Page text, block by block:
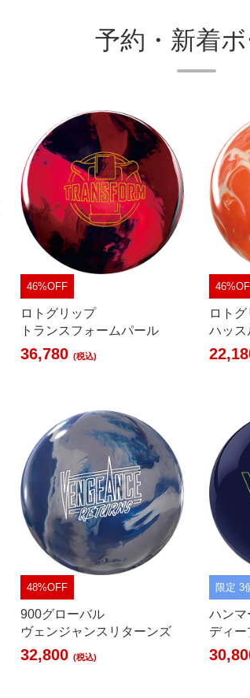
予約・新着
46%OFF
ロトグリップ
トランスフォームパール
36,780 (税込)
ロト
ハッス
48%OFF
900グローバル
ヴェンジャンスリターンズ
32,800 (税込)
限定 3
ハンマ
ディ